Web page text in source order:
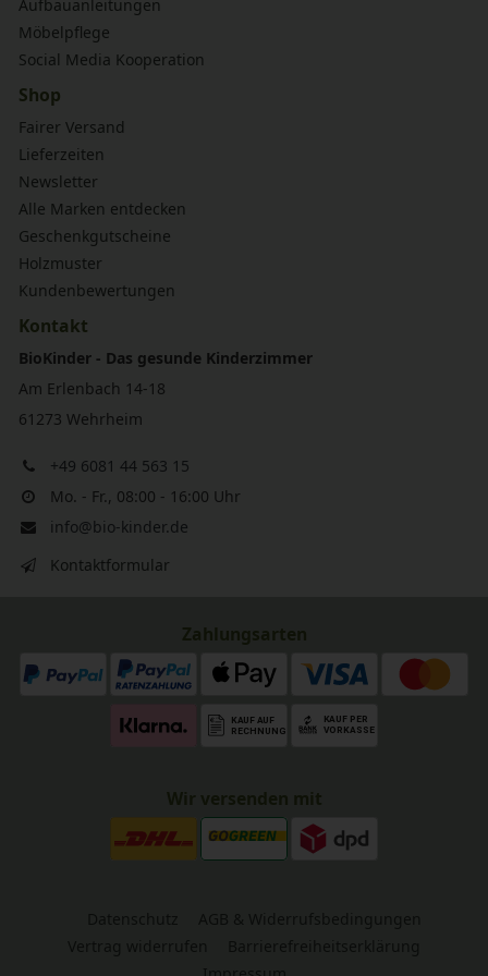
Aufbauanleitungen
Möbelpflege
Social Media Kooperation
Shop
Fairer Versand
Lieferzeiten
Newsletter
Alle Marken entdecken
Geschenkgutscheine
Holzmuster
Kundenbewertungen
Kontakt
BioKinder - Das gesunde Kinderzimmer
Am Erlenbach 14-18
61273 Wehrheim
+49 6081 44 563 15
Mo. - Fr., 08:00 - 16:00 Uhr
info@bio-kinder.de
Kontaktformular
Zahlungsarten
Wir versenden mit